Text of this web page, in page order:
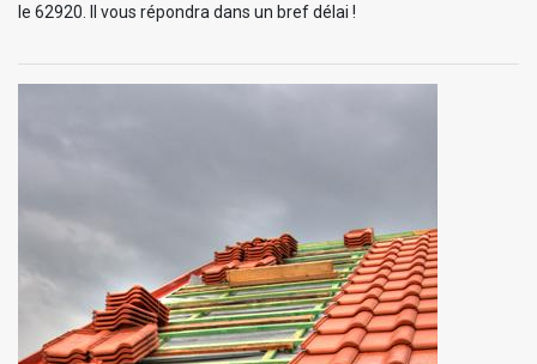
le 62920. Il vous répondra dans un bref délai !